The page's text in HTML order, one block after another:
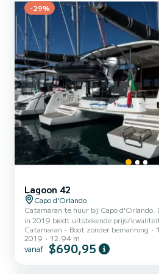
-29%
Lagoon 42
Capo d'Orlando
Catamaran te huur bij Capo d'Orlando.
in 2019 biedt uitstekende prijs/kwaliteit
paar dagen of een paar weken. De boot heeft 4 comfortabele
hutten en een bootcapaciteit van 12
lengte van 13 meter is het uw beste
Catamaran Boot zonder bemanning
2019
12.94 m
vanaf $690,95